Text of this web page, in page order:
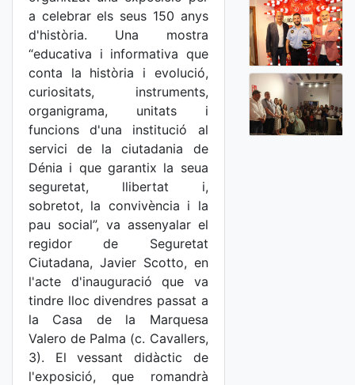
a celebrar els seus 150 anys
d'història. Una mostra
“educativa i informativa que
conta la història i evolució,
curiositats, instruments,
organigrama, unitats i
funcions d'una institució al
servici de la ciutadania de
Dénia i que garantix la seua
seguretat, llibertat i,
sobretot, la convivència i la
pau social”, va assenyalar el
regidor de Seguretat
Ciutadana, Javier Scotto, en
l'acte d'inauguració que va
tindre lloc divendres passat a
la Casa de la Marquesa
Valero de Palma (c. Cavallers,
3). El vessant didàctic de
l'exposició, que romandrà